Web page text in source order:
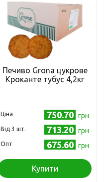
Печиво Grona цукрове
Кроканте тубус 4,2кг
Ціна 750.70 грн
Від 3 шт. 713.20 грн
Опт 675.60 грн
Купити